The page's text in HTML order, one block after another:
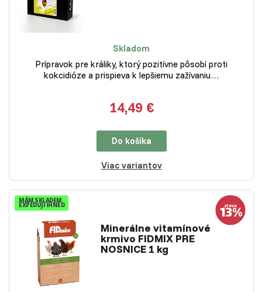
Skladom
Prípravok pre králiky, ktorý pozitívne pôsobí proti
kokcidióze a prispieva k lepšiemu zažívaniu…
14,49 €
Do košíka
Viac variantov
MÁM SKLADEM
EXPEDUJI IHNED
Minerálne vitamínové
krmivo FIDMIX PRE
NOSNICE 1 kg